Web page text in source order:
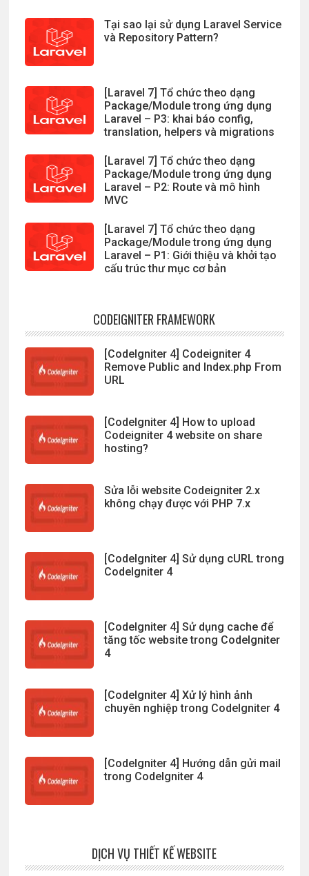
Tại sao lại sử dụng Laravel Service
và Repository Pattern?
[Laravel 7] Tổ chức theo dạng
Package/Module trong ứng dụng
Laravel – P3: khai báo config,
translation, helpers và migrations
[Laravel 7] Tổ chức theo dạng
Package/Module trong ứng dụng
Laravel – P2: Route và mô hình
MVC
[Laravel 7] Tổ chức theo dạng
Package/Module trong ứng dụng
Laravel – P1: Giới thiệu và khởi tạo
cấu trúc thư mục cơ bản
CODEIGNITER FRAMEWORK
[CodeIgniter 4] Codeigniter 4
Remove Public and Index.php From
URL
[CodeIgniter 4] How to upload
Codeigniter 4 website on share
hosting?
Sửa lỗi website Codeigniter 2.x
không chạy được với PHP 7.x
[CodeIgniter 4] Sử dụng cURL trong
CodeIgniter 4
[CodeIgniter 4] Sử dụng cache để
tăng tốc website trong CodeIgniter
4
[CodeIgniter 4] Xử lý hình ảnh
chuyên nghiệp trong CodeIgniter 4
[CodeIgniter 4] Hướng dẫn gửi mail
trong CodeIgniter 4
DỊCH VỤ THIẾT KẾ WEBSITE